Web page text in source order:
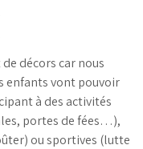
décors car nous
enfants vont pouvoir
à des activités
portes de fées…),
ou sportives (lutte